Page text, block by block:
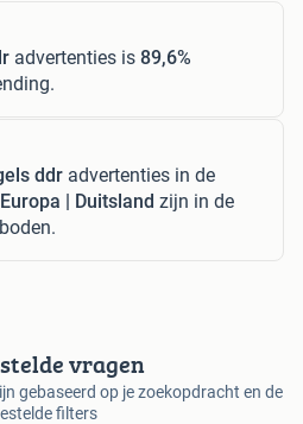
advertenties is 89,6%
ddr advertenties in de
| Duitsland zijn in de
vragen
gebaseerd op je zoekopdracht en de
filters